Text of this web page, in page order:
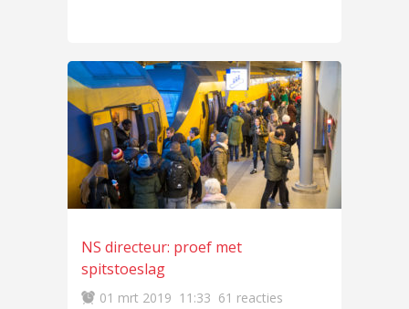
NS directeur: proef met
spitstoeslag
01 mrt 2019 11:33 61 reacties